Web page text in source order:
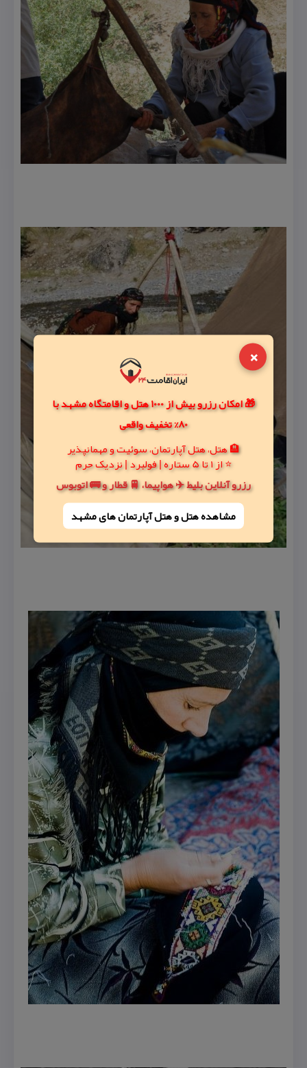
×
🎁 امکان رزرو بیش از 1000 هتل و اقامتگاه مشهد با
80% تخفیف واقعی
🏨 هتل، هتل آپارتمان، سوئیت و مهمانپذیر
⭐ از 1 تا 5 ستاره | فولبرد | نزدیک حرم
رزرو آنلاین بلیط ✈️ هواپیما، 🚆 قطار و 🚌 اتوبوس
مشاهده هتل و هتل‌ آپارتمان های مشهد